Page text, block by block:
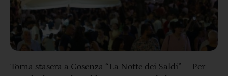
Torna stasera a Cosenza “La Notte dei Saldi” – Per